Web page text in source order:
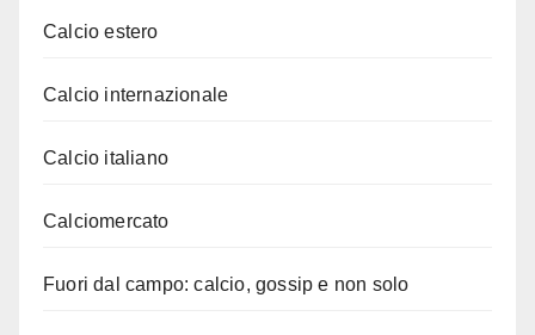
Calcio estero
Calcio internazionale
Calcio italiano
Calciomercato
Fuori dal campo: calcio, gossip e non solo